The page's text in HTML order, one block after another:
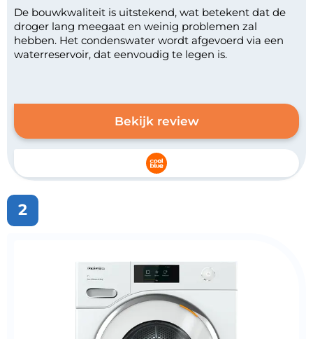
De bouwkwaliteit is uitstekend, wat betekent dat de
droger lang meegaat en weinig problemen zal
hebben. Het condenswater wordt afgevoerd via een
waterreservoir, dat eenvoudig te legen is.
Bekijk review
2